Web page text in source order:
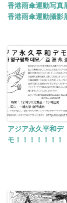
香港雨傘運動写真
香港雨傘運動攝影
アジア永久平和デ
モ！！！！！！！